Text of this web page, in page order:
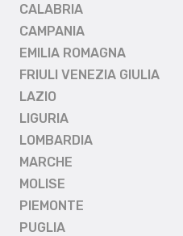
CALABRIA
CAMPANIA
EMILIA ROMAGNA
FRIULI VENEZIA GIULIA
LAZIO
LIGURIA
LOMBARDIA
MARCHE
MOLISE
PIEMONTE
PUGLIA